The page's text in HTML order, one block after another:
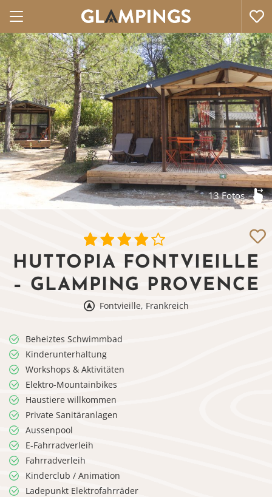
13 Fotos
HUTTOPIA FONTVIEILLE
– GLAMPING PROVENCE
Fontvieille, Frankreich
Beheiztes Schwimmbad
Kinderunterhaltung
Workshops & Aktivitäten
Elektro-Mountainbikes
Haustiere willkommen
Private Sanitäranlagen
Aussenpool
E-Fahrradverleih
Fahrradverleih
Kinderclub / Animation
Ladepunkt Elektrofahrräder